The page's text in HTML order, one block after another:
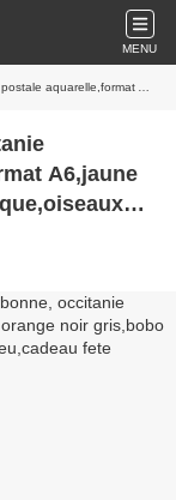
MENU
fenêtres ouvertes,ciel bleu,cadeau fete anniversaire noel
A6,jaune
fete